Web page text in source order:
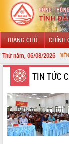
TRANG CHỦ CHÍNH
Thứ năm, 06/08/2026
TIN ĐIỆN TỬ TỈNH ĐẮK LẮK
GIỚI THIỆU
LÃNH ĐẠO UBND TỈNH
TIN TỨC SỰ KIỆN
SỞ, BAN, NGÀNH
TIN TỨC